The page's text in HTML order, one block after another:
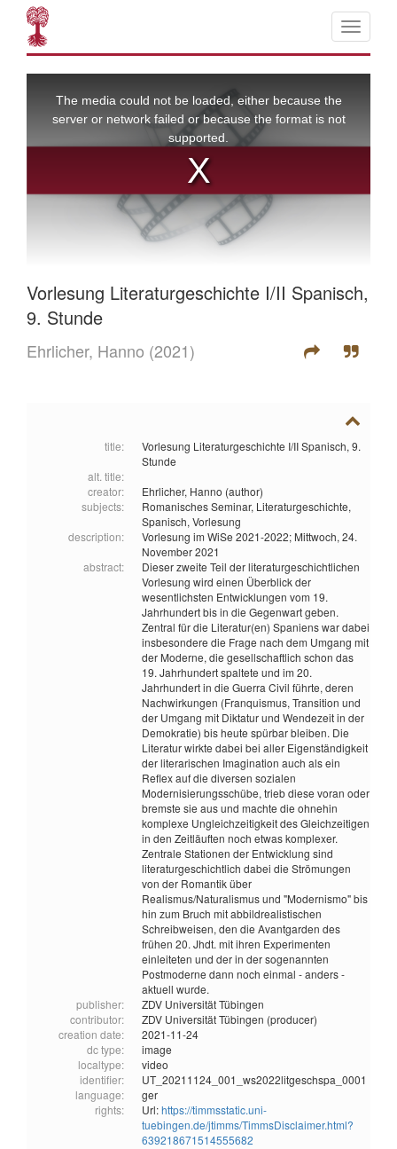
Vorlesung Literaturgeschichte I/II Spanisch,
9. Stunde
Ehrlicher, Hanno (2021)
title:
Vorlesung Literaturgeschichte I/II Spanisch, 9.
Stunde
alt. title:
creator:
Ehrlicher, Hanno (author)
subjects:
Romanisches Seminar, Literaturgeschichte,
Spanisch, Vorlesung
description:
Vorlesung im WiSe 2021-2022; Mittwoch, 24.
November 2021
abstract:
Dieser zweite Teil der literaturgeschichtlichen
Vorlesung wird einen Überblick der
wesentlichsten Entwicklungen vom 19.
Jahrhundert bis in die Gegenwart geben.
Zentral für die Literatur(en) Spaniens war dabei
insbesondere die Frage nach dem Umgang mit
der Moderne, die gesellschaftlich schon das
19. Jahrhundert spaltete und im 20.
Jahrhundert in die Guerra Civil führte, deren
Nachwirkungen (Franquismus, Transition und
der Umgang mit Diktatur und Wendezeit in der
Demokratie) bis heute spürbar bleiben. Die
Literatur wirkte dabei bei aller Eigenständigkeit
der literarischen Imagination auch als ein
Reflex auf die diversen sozialen
Modernisierungsschübe, trieb diese voran oder
bremste sie aus und machte die ohnehin
komplexe Ungleichzeitigkeit des Gleichzeitigen
in den Zeitläuften noch etwas komplexer.
Zentrale Stationen der Entwicklung sind
literaturgeschichtlich dabei die Strömungen
von der Romantik über
Realismus/Naturalismus und "Modernismo" bis
hin zum Bruch mit abbildrealistischen
Schreibweisen, den die Avantgarden des
frühen 20. Jhdt. mit ihren Experimenten
einleiteten und der in der sogenannten
Postmoderne dann noch einmal - anders -
aktuell wurde.
publisher:
ZDV Universität Tübingen
contributor:
ZDV Universität Tübingen (producer)
creation date:
2021-11-24
dc type:
image
localtype:
video
identifier:
UT_20211124_001_ws2022litgeschspa_0001
language:
ger
rights:
Url:https://timmsstatic.uni-
tuebingen.de/jtimms/TimmsDisclaimer.html?
639218671514555682